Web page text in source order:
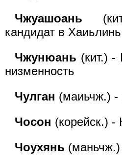
Чжуашоань
кандидат в
Чжунюань (кит.) -
низменность
Чулган (маиьчж.) -
Чосон (корейск.) -
Чоухянь